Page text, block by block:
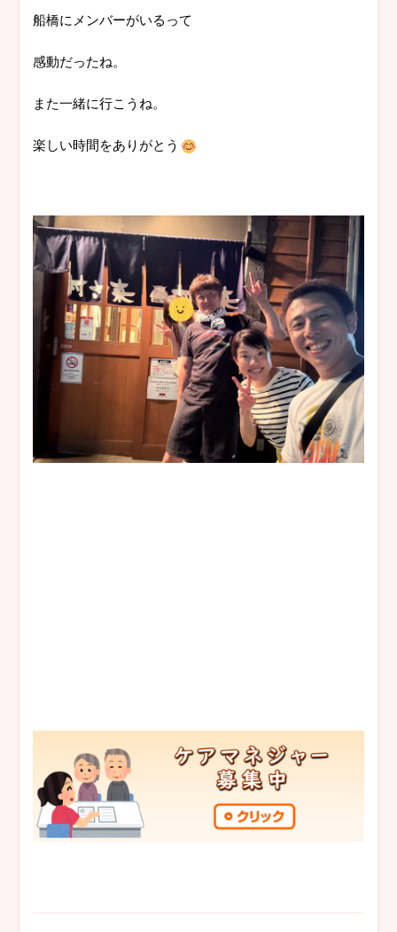
船橋にメンバーがいるって
感動だったね。
また一緒に行こうね。
楽しい時間をありがとう